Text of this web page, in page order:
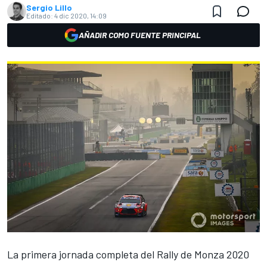
Sergio Lillo
Editado: 4 dic 2020, 14:09
AÑADIR COMO FUENTE PRINCIPAL
La primera jornada completa del Rally de Monza 2020